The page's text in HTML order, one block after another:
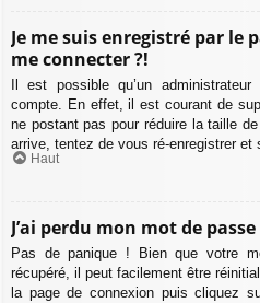
Je me suis enregistré par le
me connecter ?!
Il est possible qu’un
compte. En effet, il est courant de
ne postant pas pour réduire la taille
arrive, tentez de vous ré-enregistrer et
Haut
J’ai perdu mon mot de passe
Pas de panique ! Bien que votre
récupéré, il peut facilement être
la page de connexion puis cliquez